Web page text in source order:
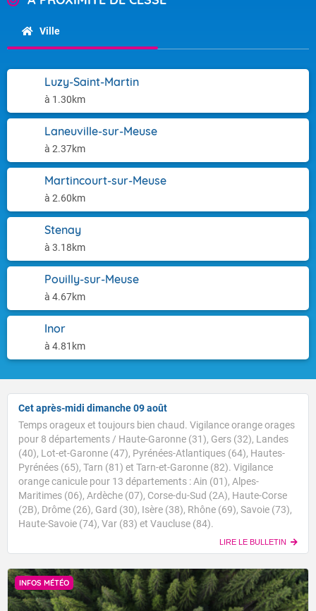
Ville
Luzy-Saint-Martin
à 1.30km
Laneuville-sur-Meuse
à 2.37km
Martincourt-sur-Meuse
à 2.60km
Stenay
à 3.18km
Pouilly-sur-Meuse
à 4.67km
Inor
à 4.81km
Cet après-midi dimanche 09 août
Temps orageux et toujours bien chaud. Vigilance orange orages
pour 8 départements / Haute-Garonne (31), Gers (32), Landes
(40), Lot-et-Garonne (47), Pyrénées-Atlantiques (64), Hautes-
Pyrénées (65), Tarn (81) et Tarn-et-Garonne (82). Vigilance
orange canicule pour 13 départements : Ain (01), Alpes-
Maritimes (06), Ardèche (07), Corse-du-Sud (2A), Haute-Corse
(2B), Drôme (26), Gard (30), Isère (38), Rhône (69), Savoie (73),
Haute-Savoie (74), Var (83) et Vaucluse (84).
LIRE LE BULLETIN
INFOS MÉTÉO